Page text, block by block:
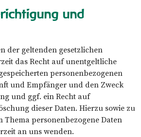
und
der geltenden gesetzlichen
das Recht auf unentgeltliche
personenbezogenen
und Empfänger und den Zweck
und ggf. ein Recht auf
dieser Daten. Hierzu sowie zu
Thema personenbezogene Daten
an uns wenden.